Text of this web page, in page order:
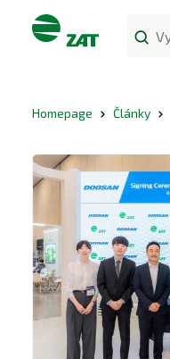
Homepage Články